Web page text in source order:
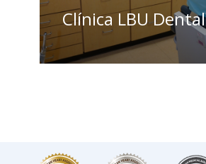
Clínica LBU Dental